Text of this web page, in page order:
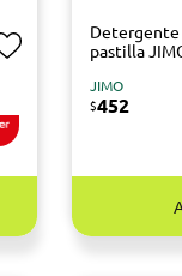
Detergente
pastilla
JIMO
$452